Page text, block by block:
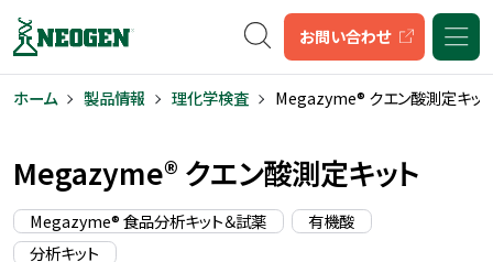
キーワード検索
お問い合わせ
ホーム 製品情報 理化学検査 Megazyme® クエン酸測定キッ
Megazyme® クエン酸測定キット
Megazyme® 食品分析キット＆試薬
有機酸
分析キット